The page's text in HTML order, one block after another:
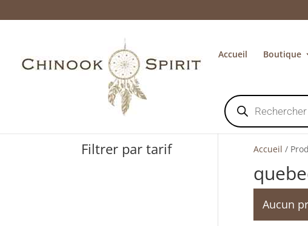
Accueil Boutique
Recherche
de
produits
Accueil /
Aucun
Filtrer par tarif